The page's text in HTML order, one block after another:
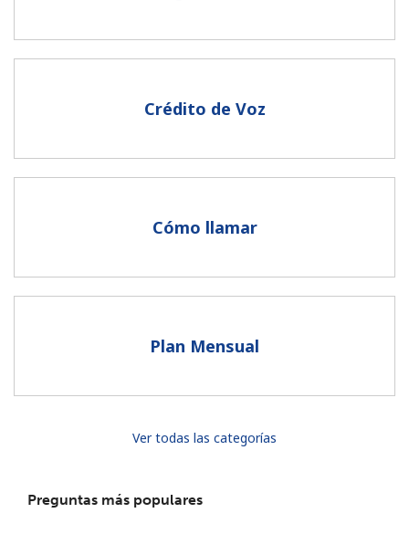
Un caracter especial
Al abrir una cuenta en este sitio web, estoy de acuerdo con
Crédito de Voz
Cómo llamar
Plan Mensual
Ver todas las categorías
Preguntas más populares